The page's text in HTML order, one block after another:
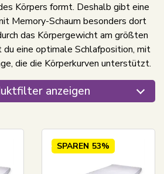
Körpers formt. Deshalb gibt eine
Memory-Schaum besonders dort
das Körpergewicht am größten
du eine optimale Schlafposition, mit
die die Körperkurven unterstützt.
anzeigen
SPAREN 53%